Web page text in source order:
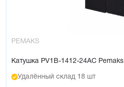
PEMAKS
Катушка PV1B-1412-24AC Pemaks
Удалённый склад 18 шт